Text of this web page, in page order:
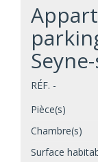
RÉF. -
Pièce(s)
Chambre(s)
Surface